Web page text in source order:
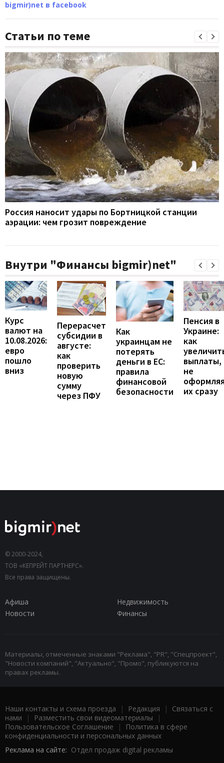
bigmir)net в facebook
Статьи по теме
Россия наносит удары по Бортницкой станции
аэрации: чем грозит повреждение
Внутри "Финансы bigmir)net"
Курс
валют на
10.08.2026:
евро
пошло
вниз
Перерасчет
субсидии в
августе:
как
проверить
новую
сумму
через ПФУ
Как
украинцам не
потерять
деньги в ЕС:
правила
финансовой
безопасности
Пенсия в
Украине:
как
выплаты,
не
их сразу
© 2000-2024,
ТОВ «КЕПРЕЙТ ПАРТНЕРС».
Все права защищены.
Афиша
Недвижимость
Новости
Финансы
Материалы, отмеченные знаками "Реклама", "PR", "Спецпроект",
"Новости компаний", "Актуально", "Промо", публикуются на
правах рекламы.
Наши контакты и схема проезда | Редакция | Связаться с
нами | Разместить свои видеоматериалы |
Пользовательское Соглашение |
Политика в сфере
конфиденциальности и персональных данных
Реклама на сайте: Отдел продаж digital рекламы